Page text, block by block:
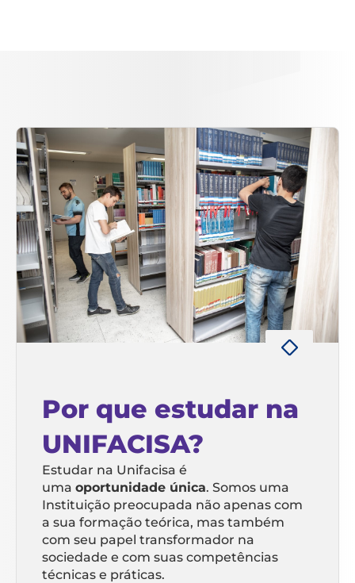
Por que estudar na
UNIFACISA?
Estudar na Unifacisa é
uma oportunidade única. Somos uma
Instituição preocupada não apenas com
a sua formação teórica, mas também
com seu papel transformador na
sociedade e com suas competências
técnicas e práticas.